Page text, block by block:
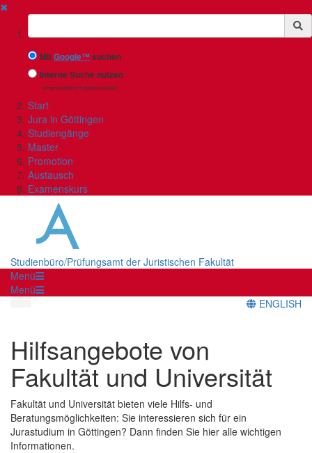
✖
Suchbegriff
MitGoogle™suchen
Interne Suche nutzen
(eingeschränkte Ergebnisqualität)
Start
Jura in Göttingen
Studiengänge
Master
Promotion
Austausch
Examenskurs
Studienbüro/Prüfungsamt der Juristischen Fakultät
Menü
Menü
ENGLISH
Hilfsangebote von
Fakultät und Universität
Fakultät und Universität bieten viele Hilfs- und
Beratungsmöglichkeiten: Sie interessieren sich für ein
Jurastudium in Göttingen? Dann finden Sie hier alle wichtigen
Informationen.